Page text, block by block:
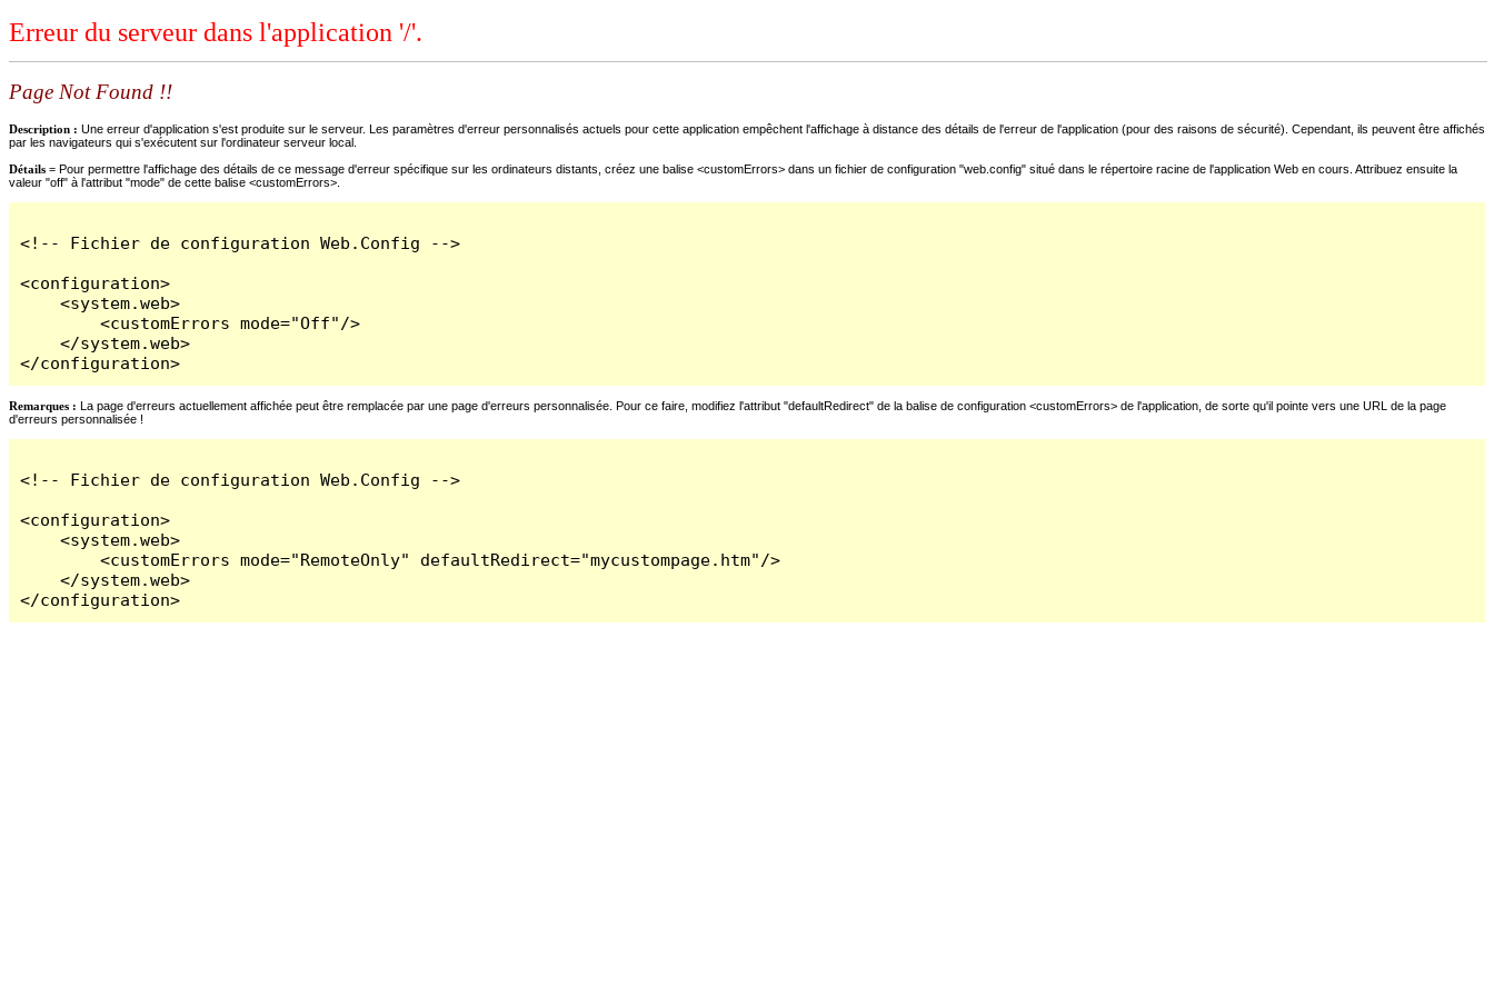
Erreur du serveur dans l'application '/'.
Page Not Found !!
Description : Une erreur d'application s'est produite sur le serveur. Les paramètres d'erreur personnalisés actuels pour cette application empêchent l'affichage à distance des détails de l'erreur de l'application (pour des raisons de sécurité). Cependant, ils peuvent être affichés
par les navigateurs qui s'exécutent sur l'ordinateur serveur local.
Détails = Pour permettre l'affichage des détails de ce message d'erreur spécifique sur les ordinateurs distants, créez une balise <customErrors> dans un fichier de configuration "web.config" situé dans le répertoire racine de l'application Web en cours. Attribuez ensuite la
valeur "off" à l'attribut "mode" de cette balise <customErrors>.
<!-- Fichier de configuration Web.Config -->
<configuration>
    <system.web>
        <customErrors mode="Off"/>
    </system.web>
</configuration>
Remarques : La page d'erreurs actuellement affichée peut être remplacée par une page d'erreurs personnalisée. Pour ce faire, modifiez l'attribut "defaultRedirect" de la balise de configuration <customErrors> de l'application, de sorte qu'il pointe vers une URL de la page
d'erreurs personnalisée !
<!-- Fichier de configuration Web.Config -->
<configuration>
    <system.web>
        <customErrors mode="RemoteOnly" defaultRedirect="mycustompage.htm"/>
    </system.web>
</configuration>